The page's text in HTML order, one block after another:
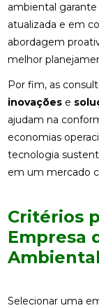
ambiental
atualizada e em
abordagem
melhor
Por fim, as
inovaçõese
ajudam na
economias
tecnologia
em um mercado
Critérios
Empresa
Ambiental
Selecionar uma